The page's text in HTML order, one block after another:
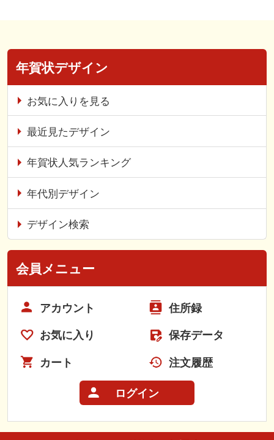
年賀状デザイン
お気に入りを見る
最近見たデザイン
年賀状人気ランキング
年代別デザイン
デザイン検索
会員メニュー
アカウント 住所録
お気に入り 保存データ
カート 注文履歴
ログイン